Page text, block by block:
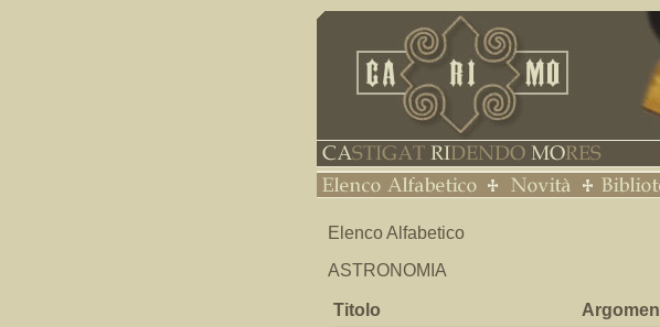
Elenco Alfabetico
ASTRONOMIA
Titolo